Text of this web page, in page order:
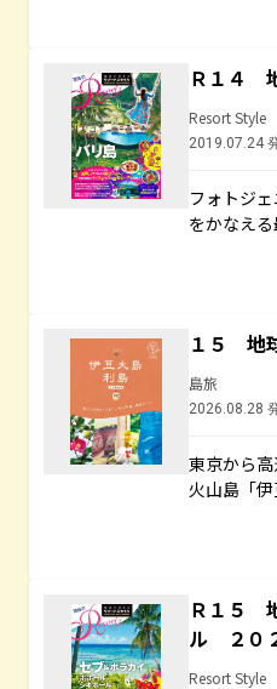
Ｒ１４
Resort Style
2019.07.24
フォトジ
をかなえ
１５ 地
島旅
2026.08.28
東京から
火山島「
Ｒ１５
ル ２０
Resort Style